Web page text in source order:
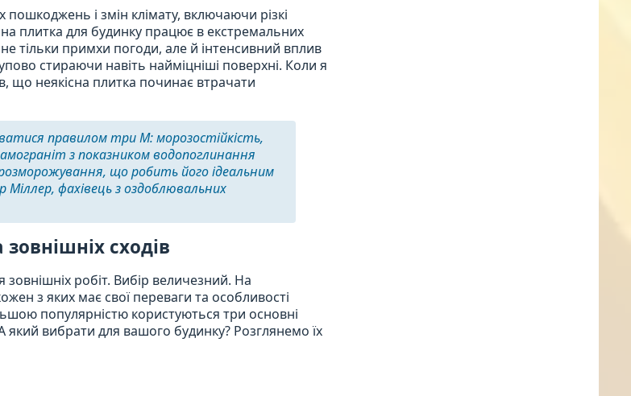
і змін клімату, включаючи різкі
плитка для будинку працює в екстремальних
тільки примхи погоди, але й інтенсивний вплив
стираючи навіть найміцніші поверхні. Коли я
що неякісна плитка починає втрачати
правилом три М: морозостійкість,
з показником водопоглинання
що робить його ідеальним
Міллер, фахівець з оздоблювальних
сходів
робіт. Вибір величезний. На
з яких має свої переваги та особливості
популярністю користуються три основні
який вибрати для вашого будинку? Розглянемо їх